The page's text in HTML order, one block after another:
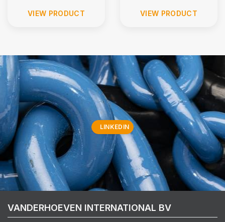
VIEW PRODUCT VIEW PRODUCT
LINKEDIN
VANDERHOEVEN INTERNATIONAL BV